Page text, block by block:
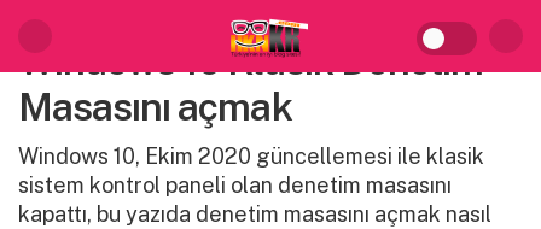
Windows 10 Klasik Denetim
Masasını açmak
Windows 10, Ekim 2020 güncellemesi ile klasik
sistem kontrol paneli olan denetim masasını
kapattı, bu yazıda denetim masasını açmak nasıl